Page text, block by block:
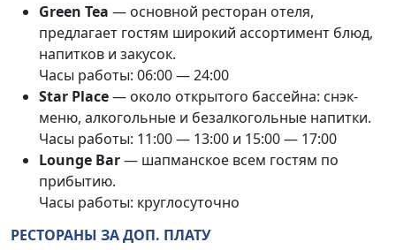
Green Tea — основной ресторан отеля,
предлагает гостям широкий ассортимент блюд,
напитков и закусок.
Часы работы: 06:00 —24:00
Star Place— около открытого бассейна: снэк-
меню, алкогольные и безалкогольные напитки.
Часы работы: 11:00 — 13:00 и 15:00 — 17:00
Lounge Bar— шапманское всем гостям по
прибытию.
Часы работы: круглосуточно
РЕСТОРАНЫ ЗА ДОП. ПЛАТУ